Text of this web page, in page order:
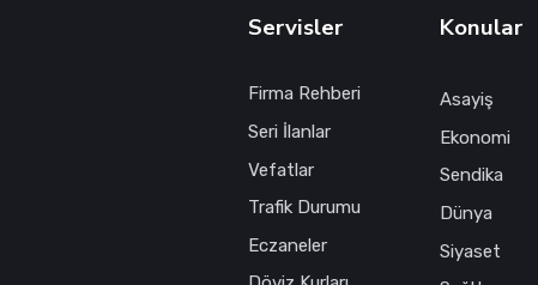
Servisler
Firma Rehberi
Seri İlanlar
Vefatlar
Trafik Durumu
Eczaneler
Konular
Asayiş
Ekonomi
Sendika
Dünya
Siyaset